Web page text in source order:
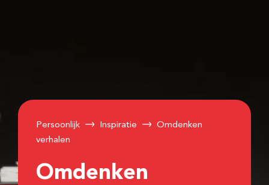
Persoonlijk Inspiratie
Omdenken
verhalen
Omdenken